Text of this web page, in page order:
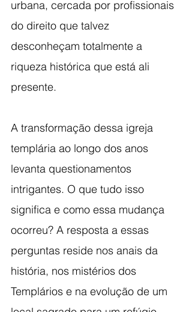
urbana, cercada por profissionais
do direito que talvez
desconheçam totalmente a
riqueza histórica que está ali
presente.
A transformação dessa igreja
templária ao longo dos anos
levanta questionamentos
intrigantes. O que tudo isso
significa e como essa mudança
ocorreu? A resposta a essas
perguntas reside nos anais da
história, nos mistérios dos
Templários e na evolução de um